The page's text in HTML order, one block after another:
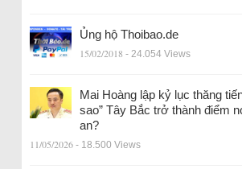
Ủng hộ Thoibao.de
15/02/2018 - 24.054 Views
Mai Hoàng lập kỷ lục thăng
sao” Tây Bắc trở thành điểm
an?
11/05/2026 - 18.500 Views